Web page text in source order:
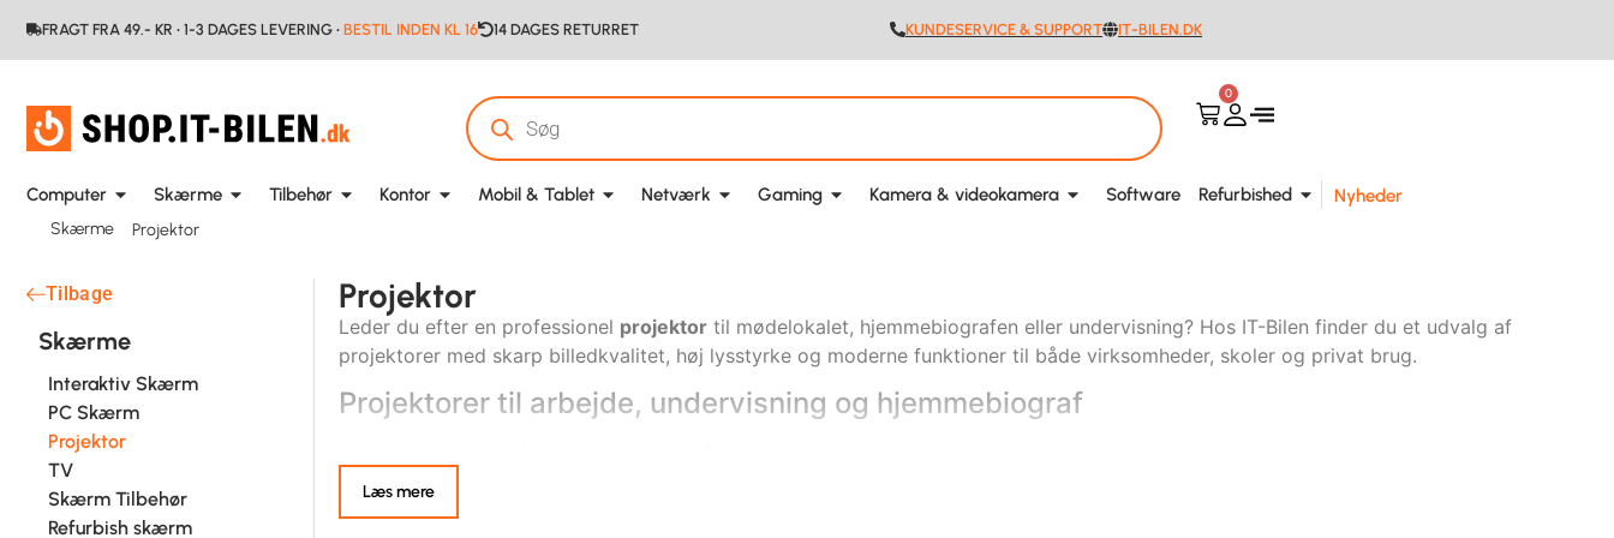
FRAGT FRA 49.- KR • 1-3 DAGES LEVERING • BESTIL INDEN KL 16 14 DAGES RETURRET KUNDESERVICE & SUPPORT IT-BILEN.DK
0
Computer Skærme Tilbehør Kontor Mobil & Tablet Netværk Gaming Kamera & videokamera Software Refurbished Nyheder
Skærme Projektor
Tilbage
Skærme
Interaktiv Skærm
PC Skærm
Projektor
TV
Skærm Tilbehør
Refurbish skærm
Projektor
Leder du efter en professionel projektor til mødelokalet, hjemmebiografen eller undervisning? Hos IT-Bilen finder du et udvalg af
projektorer med skarp billedkvalitet, høj lysstyrke og moderne funktioner til både virksomheder, skoler og privat brug.
Projektorer til arbejde, undervisning og hjemmebiograf
projektor til kontoret eller en kraftfuld hjemmebiograf projektor med stor billedflade, finder du kvalitetsløsninger hos IT-Bilen.
Læs mere